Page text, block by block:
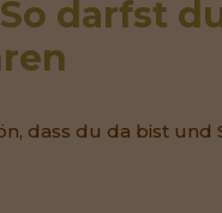
darfst
dass du da bist